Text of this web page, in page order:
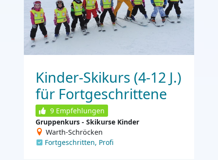
Kinder-Skikurs (4-12 J.)
für Fortgeschrittene
9Empfehlungen
Gruppenkurs - Skikurse Kinder
Warth-Schröcken
Fortgeschritten, Profi